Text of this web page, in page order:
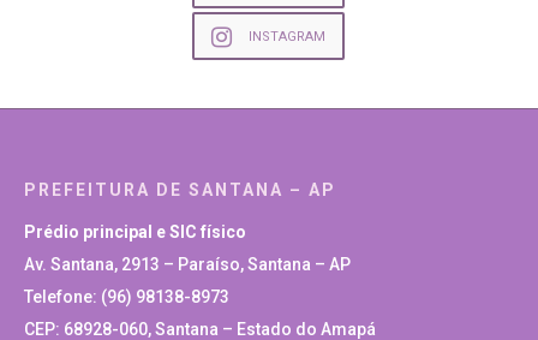
INSTAGRAM
PREFEITURA DE SANTANA – AP
Prédio principal e SIC físico
Av. Santana, 2913 – Paraíso, Santana – AP
Telefone: (96) 98138-8973
CEP: 68928-060, Santana – Estado do Amapá